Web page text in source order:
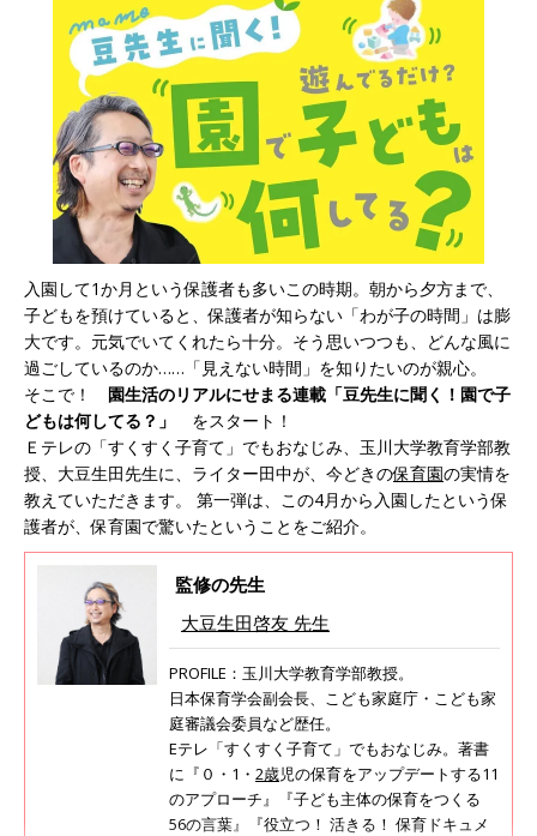
入園して1か月という保護者も多いこの時期。朝から夕方まで、
子どもを預けていると、保護者が知らない「わが子の時間」は膨
大です。元気でいてくれたら十分。そう思いつつも、どんな風に
過ごしているのか……「見えない時間」を知りたいのが親心。
そこで！ 園生活のリアルにせまる連載「豆先生に聞く！園で子
どもは何してる？」 をスタート！
Ｅテレの「すくすく子育て」でもおなじみ、玉川大学教育学部教
授、大豆生田先生に、ライター田中が、今どきの保育園の実情を
教えていただきます。 第一弾は、この4月から入園したという保
護者が、保育園で驚いたということをご紹介。
監修の先生
大豆生田啓友 先生
PROFILE：玉川大学教育学部教授。
日本保育学会副会長、こども家庭庁・こども家
庭審議会委員など歴任。
Eテレ「すくすく子育て」でもおなじみ。著書
に『０・1・ 2歳児の保育をアップデートする11
のアプローチ』『子ども主体の保育をつくる
56の言葉』『役立つ！ 活きる！ 保育ドキュメ